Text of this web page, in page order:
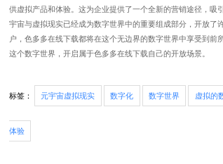
供虚拟产品和体验。这为企业提供了一个全新的营销途径，吸
宇宙与虚拟现实已经成为数字世界中的重要组成部分，开放了
户，色多多在线下载都将在这个无边界的数字世界中享受到
这个数字世界，开启属于色多多在线下载自己的开放场景。
标签： 元宇宙虚拟现实 数字化 数字世界 虚拟的
体验